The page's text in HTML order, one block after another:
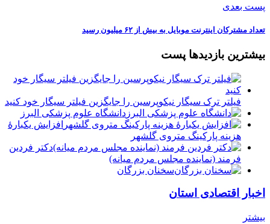
پست بعدی
تعداد مشترکان اینترنت موبایل به بیش از ۶۲ میلیون رسید
بیشترین بازدیدها پست
فیلتر ترک سیگار نیکوپرسین را جایگزین فیلتر سیگار خود کنید
دانشگاه علوم پزشکی البرز
افزایش یکبارۀ
هزینه پارکینگ متروی گلشهر
دكتر فردين
فرمند (نماينده مجلس مردم میانه)
سخنان بزرگان
اخبار اقتصادی استان
بیشتر